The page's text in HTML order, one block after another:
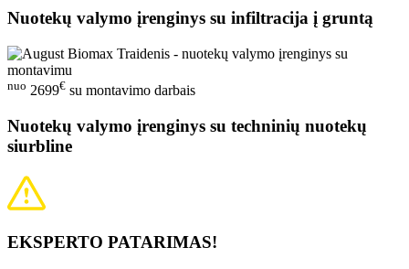
Nuotekų valymo įrenginys su infiltracija į gruntą
nuo 2699€ su montavimo darbais
Nuotekų valymo įrenginys su techninių nuotekų
siurbline
EKSPERTO PATARIMAS!